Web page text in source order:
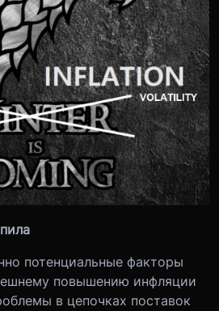
потенциальные факторы
повышению инфляции
в цепочках поставок